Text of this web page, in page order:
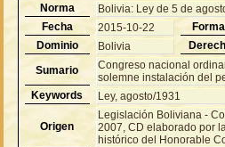
Norma
Bolivia: Ley de 5 de
Fecha
2015-10-22
Dominio
Bolivia
Sumario
Congreso nacional
solemne instalación del
Keywords
Ley, agosto/1931
Origen
Legislación Boliviana -
2007, CD elaborado por
histórico del Honorable